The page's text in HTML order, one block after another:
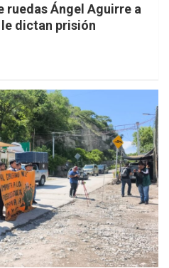
ruedas Ángel Aguirre a
dictan prisión